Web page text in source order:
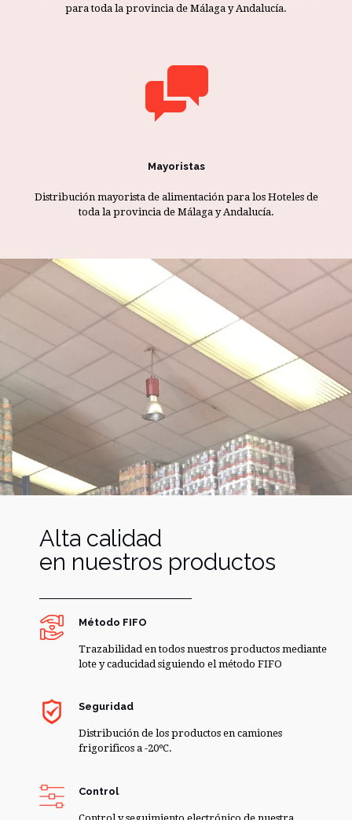
para toda la provincia de Málaga y Andalucía.
Mayoristas
Distribución mayorista de alimentación para los Hoteles de
toda la provincia de Málaga y Andalucía.
Alta calidad
en nuestros productos
Método FIFO
Trazabilidad en todos nuestros productos mediante
lote y caducidad siguiendo el método FIFO
Seguridad
Distribución de los productos en camiones
frigorificos a -20ºC.
Control